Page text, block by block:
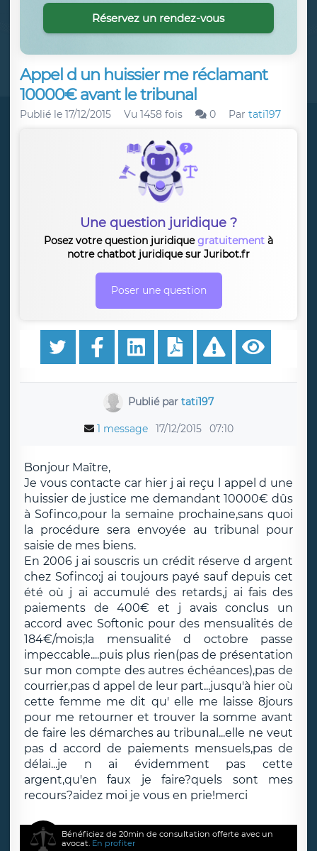
Appel d un huissier me réclamant
10000€ avant le tribunal
Publié le 17/12/2015 Vu 1458 fois 0 Par tati197
Une question juridique ?
Posez votre question juridiquegratuitement à
notre chatbot juridique sur Juribot.fr
Poser une question
Publié partati197
1 message 17/12/2015 07:10
Bonjour Maître,
Je vous contacte car hier j ai reçu l appel d une
huissier de justice me demandant 10000€ dûs
à Sofinco,pour la semaine prochaine,sans quoi
la procédure sera envoyée au tribunal pour
saisie de mes biens.
En 2006 j ai souscris un crédit réserve d argent
chez Sofinco;j ai toujours payé sauf depuis cet
été où j ai accumulé des retards,j ai fais des
paiements de 400€ et j avais conclus un
accord avec Softonic pour des mensualités de
184€/mois;la mensualité d octobre passe
impeccable....puis plus rien(pas de présentation
sur mon compte des autres échéances),pas de
courrier,pas d appel de leur part...jusqu'à hier où
cette femme me dit qu' elle me laisse 8jours
pour me retourner et trouver la somme avant
de faire les démarches au tribunal...elle ne veut
pas d accord de paiements mensuels,pas de
délai...je n ai évidemment pas cette
argent,qu'en faux je faire?quels sont mes
recours?aidez moi je vous en prie!merci
Bénéficiez de 20min de consultation offerte avec un
avocat. En profiter
Réservez un rendez-vous